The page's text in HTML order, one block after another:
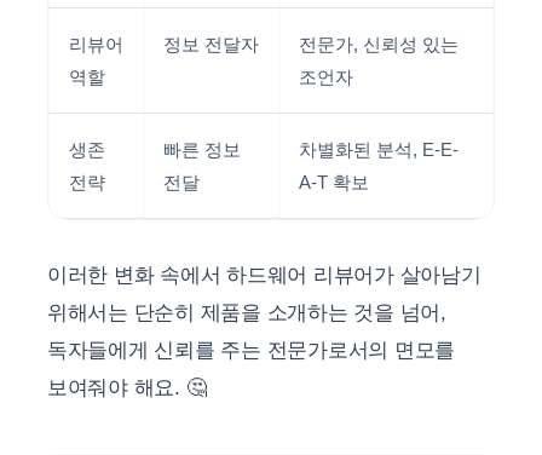
리뷰어
역할
정보 전달자
전문가, 신뢰성 있는
조언자
생존
전략
빠른 정보
전달
차별화된 분석, E-E-
A-T 확보
이러한 변화 속에서 하드웨어 리뷰어가 살아남기
위해서는 단순히 제품을 소개하는 것을 넘어,
독자들에게 신뢰를 주는 전문가로서의 면모를
보여줘야 해요. 🤔